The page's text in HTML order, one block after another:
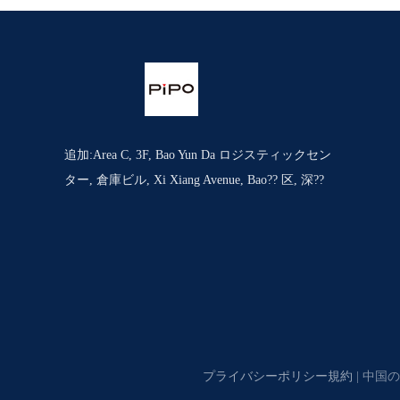
追加:Area C, 3F, Bao Yun Da ロジスティックセン
ター, 倉庫ビル, Xi Xiang Avenue, Bao?? 区, 深??
プライバシーポリシー規約 | 中国